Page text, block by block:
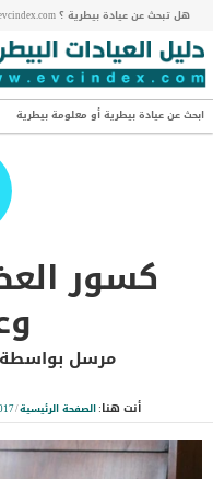
هل تبحث عن عيادة بيطرية ؟ contact@evcindex.com
ابحث عن عيادة بيطرية أو معلومة بيطرية
كسور
مرسل
أنت هنا:الصفحة الرئيسية/